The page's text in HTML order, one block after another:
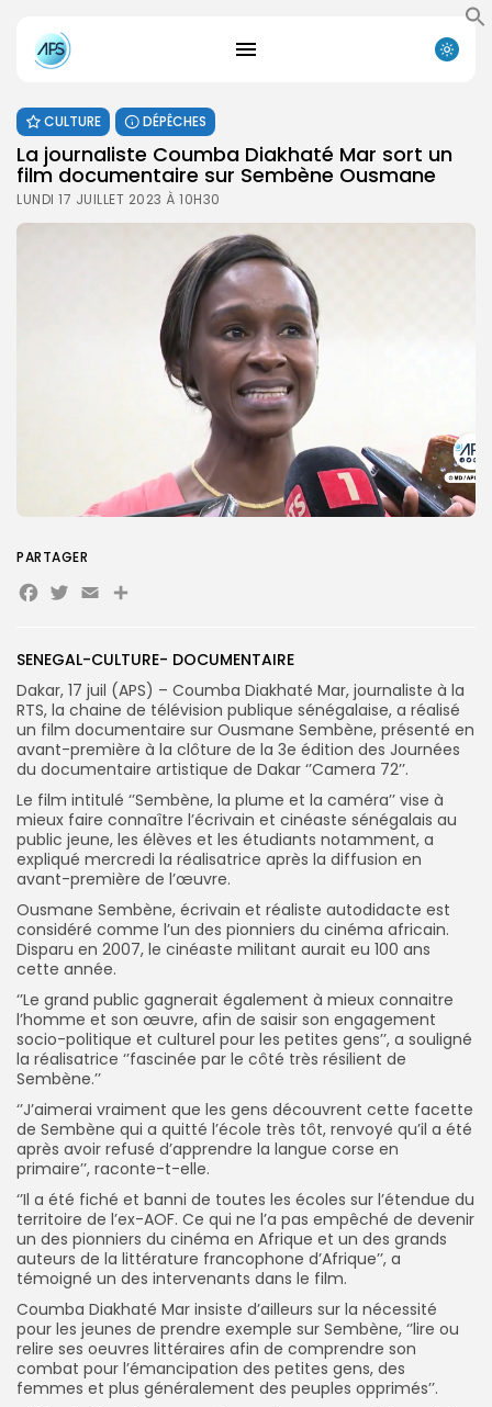
FR
CULTURE DÉPÊCHES
La journaliste Coumba Diakhaté Mar sort un
film documentaire sur Sembène Ousmane
LUNDI 17 JUILLET 2023 À 10H30
SENEGAL-CULTURE- DOCUMENTAIRE
Dakar, 17 juil (APS) – Coumba Diakhaté Mar, journaliste à la
RTS, la chaine de télévision publique sénégalaise, a réalisé
un film documentaire sur Ousmane Sembène, présenté en
avant-première à la clôture de la 3e édition des Journées
du documentaire artistique de Dakar ‘’Camera 72’’.
Le film intitulé ‘’Sembène, la plume et la caméra’’ vise à
mieux faire connaître l’écrivain et cinéaste sénégalais au
public jeune, les élèves et les étudiants notamment, a
expliqué mercredi la réalisatrice après la diffusion en
avant-première de l’œuvre.
Ousmane Sembène, écrivain et réaliste autodidacte est
considéré comme l’un des pionniers du cinéma africain.
Disparu en 2007, le cinéaste militant aurait eu 100 ans
cette année.
‘’Le grand public gagnerait également à mieux connaitre
l’homme et son œuvre, afin de saisir son engagement
socio-politique et culturel pour les petites gens’’, a souligné
la réalisatrice ‘’fascinée par le côté très résilient de
Sembène.’’
‘’J’aimerai vraiment que les gens découvrent cette facette
de Sembène qui a quitté l’école très tôt, renvoyé qu’il a été
après avoir refusé d’apprendre la langue corse en
primaire’’, raconte-t-elle.
‘’Il a été fiché et banni de toutes les écoles sur l’étendue du
territoire de l’ex-AOF. Ce qui ne l’a pas empêché de devenir
un des pionniers du cinéma en Afrique et un des grands
auteurs de la littérature francophone d’Afrique’’, a
témoigné un des intervenants dans le film.
Coumba Diakhaté Mar insiste d’ailleurs sur la nécessité
pour les jeunes de prendre exemple sur Sembène, ‘’lire ou
relire ses oeuvres littéraires afin de comprendre son
combat pour l’émancipation des petites gens, des
femmes et plus généralement des peuples opprimés’’.
PARTAGER
Facebook
Twitter
EmailPartager